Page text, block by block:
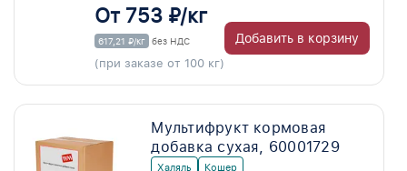
От 753 ₽/кг
617,21 ₽/кг без НДС
(при заказе от 100 кг)
Добавить в корзину
Мультифрукт кормовая
добавка сухая, 60001729
Халяль Кошер